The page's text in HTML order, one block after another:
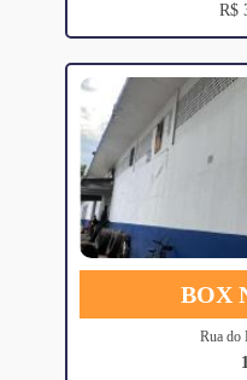
R$
BOX
Rua do